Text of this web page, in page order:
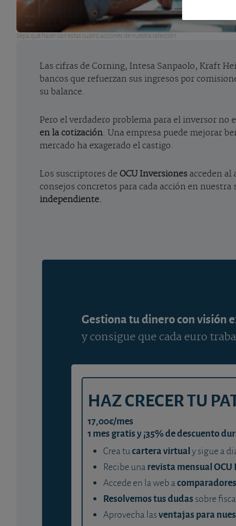
Sepa qué hacer con estas cuatro acciones de nuestra selección.
Las cifras de Corning, Intesa Sanpaolo, Kraft
bancos que refuerzan sus ingresos por
su balance.
Pero el verdadero problema para el inversor no
en la cotización. Una empresa puede mejorar
mercado ha exagerado el castigo.
Los suscriptores de OCU Inversiones acceden
consejos concretos para cada acción en nuestra
independiente.
Gestiona tu dinero con visión
y consigue que cada euro
HAZ CRECER TU
17,00€/mes
1 mes gratis y ¡35% de descuento
Crea tucartera virtualy sigue a
Recibe unarevista mensual
Accede en la web acomparadores
Resolvemos tus dudas sobre
Aprovecha lasventajas para